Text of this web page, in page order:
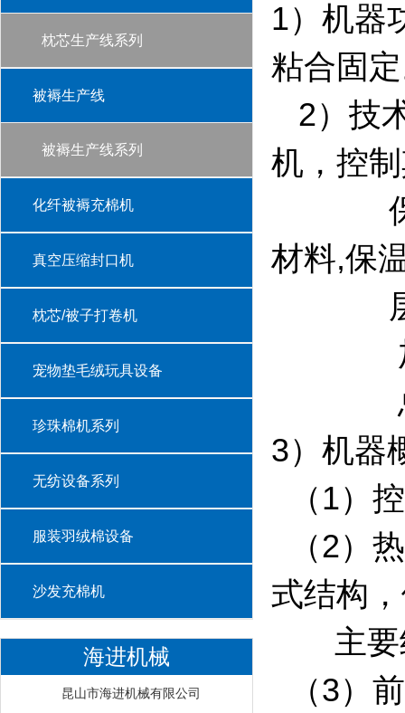
枕芯生产线系列
被褥生产线
被褥生产线系列
化纤被褥充棉机
真空压缩封口机
枕芯/被子打卷机
宠物垫毛绒玩具设备
珍珠棉机系列
无纺设备系列
服装羽绒棉设备
沙发充棉机
海进机械
昆山市海进机械有限公司
1）机器
粘合固
2）技
机，控
保温
材料,
加工
总重
3）机器
（1）
（2）
式结构
主要结
（3）